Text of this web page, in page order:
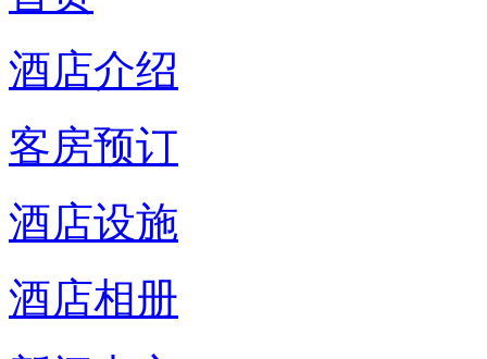
酒店介绍
客房预订
酒店设施
酒店相册